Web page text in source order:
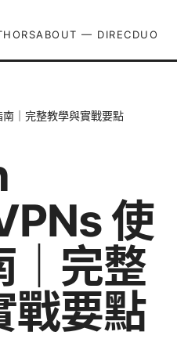
ABOUT — DIRECDUO
｜完整教學與實戰要點
使
｜完整
戰要點